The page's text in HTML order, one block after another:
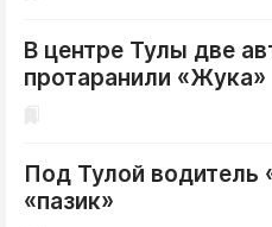
В центре Тулы две
протаранили «Жука»
Под Тулой водитель
«пазик»